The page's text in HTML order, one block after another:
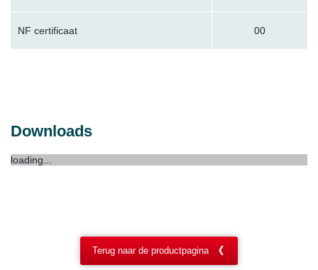
NF certificaat 00
Downloads
loading...
Terug naar de productpagina